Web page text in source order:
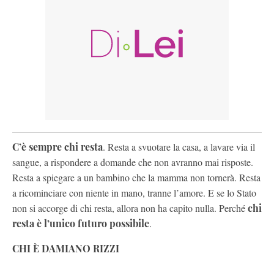
C’è sempre chi resta. Resta a svuotare la casa, a lavare via il
sangue, a rispondere a domande che non avranno mai risposte.
Resta a spiegare a un bambino che la mamma non tornerà. Resta
a ricominciare con niente in mano, tranne l’amore. E se lo Stato
non si accorge di chi resta, allora non ha capito nulla. Perchéchi
resta è l’unico futuro possibile.
CHI È DAMIANO RIZZI